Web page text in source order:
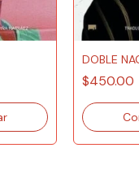
DOBLE
$450.00